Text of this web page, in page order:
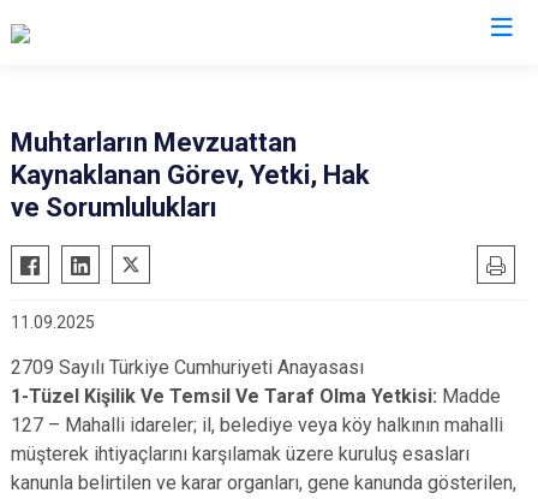
Ardeşen
Çayeli
Güneysu
Hemşin
Muhtarların Mevzuattan
Kaynaklanan Görev, Yetki, Hak
ve Sorumlulukları
11.09.2025
2709 Sayılı Türkiye Cumhuriyeti Anayasası
1-Tüzel Kişilik Ve Temsil Ve Taraf Olma Yetkisi: Madde
127 – Mahalli idareler; il, belediye veya köy halkının mahalli
müşterek ihtiyaçlarını karşılamak üzere kuruluş esasları
kanunla belirtilen ve karar organları, gene kanunda gösterilen,